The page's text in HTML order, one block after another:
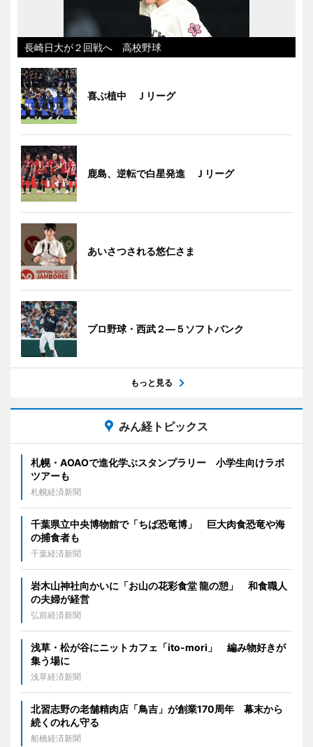
長崎日大が２回戦へ 高校野球
喜ぶ植中 Ｊリーグ
鹿島、逆転で白星発進 Ｊリーグ
あいさつされる悠仁さま
プロ野球・西武２―５ソフトバンク
もっと見る
みん経トピックス
札幌・AOAOで進化学ぶスタンプラリー 小学生向けラボ
ツアーも
札幌経済新聞
千葉県立中央博物館で「ちば恐竜博」 巨大肉食恐竜や海
の捕食者も
千葉経済新聞
岩木山神社向かいに「お山の花彩食堂 龍の憩」 和食職人
の夫婦が経営
弘前経済新聞
浅草・松が谷にニットカフェ「ito-mori」 編み物好きが
集う場に
浅草経済新聞
北習志野の老舗精肉店「鳥吉」が創業170周年 幕末から
続くのれん守る
船橋経済新聞